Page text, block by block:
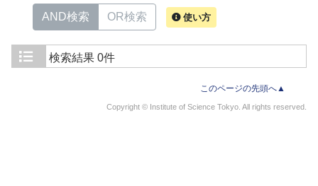
AND検索 OR検索 使い方
検索結果 0件
このページの先頭へ▲
Copyright © Institute of Science Tokyo. All rights reserved.